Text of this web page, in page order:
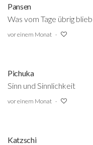
Pansen
Was vom Tage übrig blieb
vor einem Monat
Pichuka
Sinn und Sinnlichkeit
vor einem Monat
Katzschi